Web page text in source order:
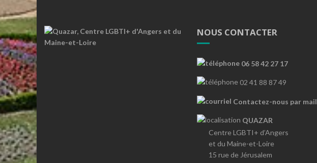
NOUS CONTACTER
06 58 42 27 17
02 41 88 87 49
Contactez-nous par mail
QUAZAR
Centre LGBTI+ d’Angers
et du Maine-et-Loire
15 rue de Jérusalem